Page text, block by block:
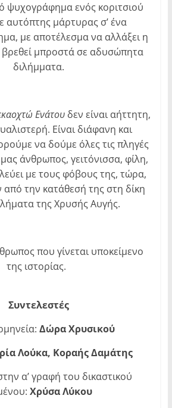
ψυχογράφημα ενός κοριτσιού
αυτόπτης μάρτυρας σ’ ένα
με αποτέλεσμα να αλλάξει η
βρεθεί μπροστά σε αδυσώπητα
διλήμματα.
Ενάτουδεν είναι αήττητη,
Είναι διάφανη και
να δούμε όλες τις πληγές
μας άνθρωπος, γειτόνισσα, φίλη,
με τους φόβους της, τώρα,
από την κατάθεσή της στη δίκη
της Χρυσής Αυγής.
που γίνεται υποκείμενο
της ιστορίας.
Συντελεστές
Δώρα Χρυσικού
Λούκα, Κοραής Δαμάτης
α’ γραφή του δικαστικού
Χρύσα Λύκου